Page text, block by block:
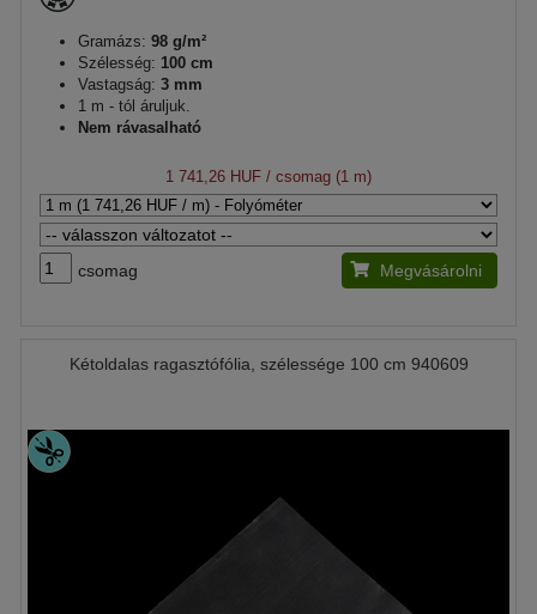
Gramázs: 98 g/m²
Szélesség: 100 cm
Vastagság: 3 mm
1 m - tól áruljuk.
Nem rávasalható
1 741,26 HUF / csomag (1 m)
csomag Megvásárolni
Kétoldalas ragasztófólia, szélessége 100 cm 940609